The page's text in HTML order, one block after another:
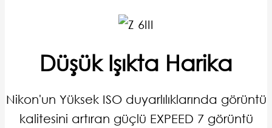
Düşük Işıkta Harika
Nikon'un Yüksek ISO duyarlılıklarında görüntü
kalitesini artıran güçlü EXPEED 7 görüntü